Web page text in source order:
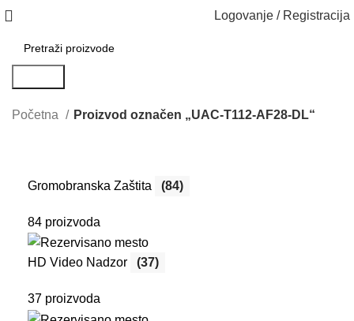
Logovanje / Registracija
Početna Proizvod označen „UAC-T112-AF28-DL“
Gromobranska Zaštita (84)
84 proizvoda
HD Video Nadzor (37)
37 proizvoda